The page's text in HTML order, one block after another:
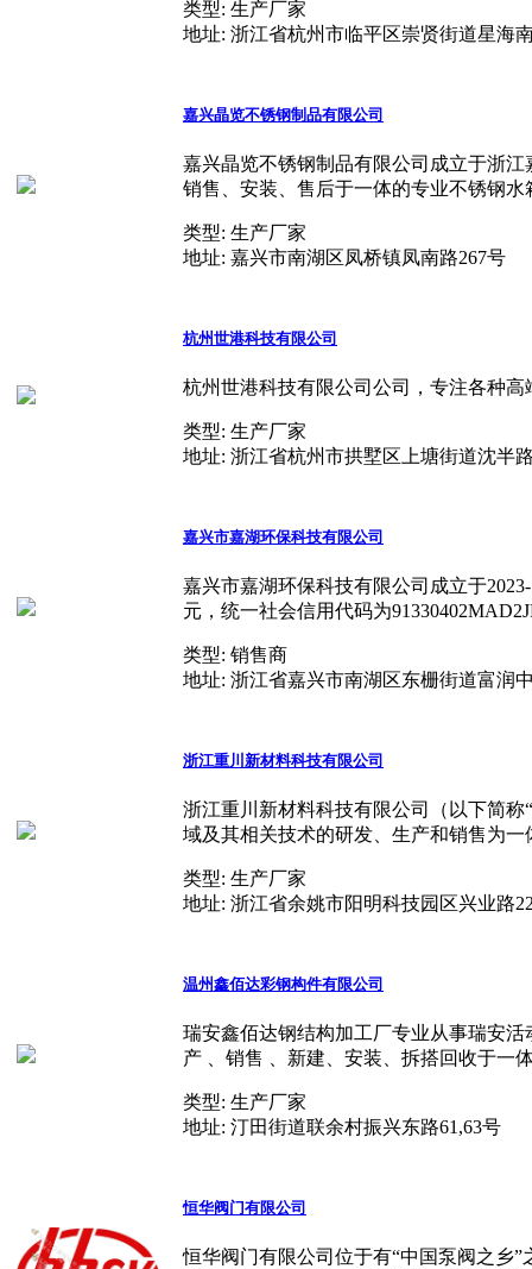
类型: 生产厂家
地址: 浙江省杭州市临平区崇贤街道星海
嘉兴晶览不锈钢制品有限公司
嘉兴晶览不锈钢制品有限公司成立于浙
销售、安装、售后于一体的专业不锈钢
类型: 生产厂家
地址: 嘉兴市南湖区凤桥镇凤南路267号
杭州世港科技有限公司
杭州世港科技有限公司公司，专注各种高
类型: 生产厂家
地址: 浙江省杭州市拱墅区上塘街道沈半
嘉兴市嘉湖环保科技有限公司
嘉兴市嘉湖环保科技有限公司成立于
元，统一社会信用代码为
类型: 销售商
地址: 浙江省嘉兴市南湖区东栅街道富润
浙江重川新材料科技有限公司
浙江重川新材料科技有限公司（以下简
域及其相关技术的研发、生产和销售为一
类型: 生产厂家
地址: 浙江省余姚市阳明科技园区兴业路
温州鑫佰达彩钢构件有限公司
瑞安鑫佰达钢结构加工厂专业从事瑞安
产 、销售 、新建、安装、拆搭回收于一
类型: 生产厂家
地址: 汀田街道联余村振兴东路61,63号
恒华阀门有限公司
恒华阀门有限公司位于有“中国泵阀之乡